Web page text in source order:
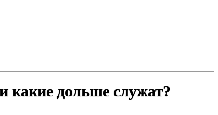
какие дольше служат?